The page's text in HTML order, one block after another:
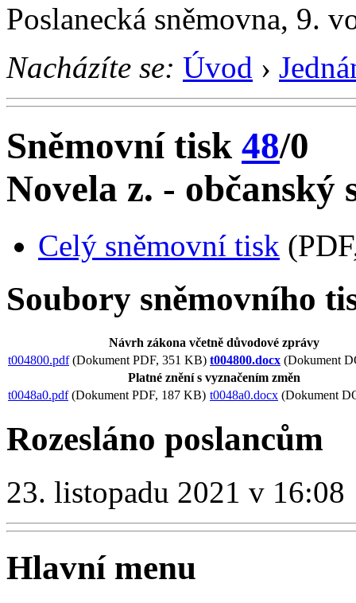
Poslanecká sněmovna, 9.
Nacházíte se: Úvod ›
Sněmovní tisk 48/0
Novela z. - občanský
Celý sněmovní tisk
Soubory sněmovního
Návrh zákona včetně důvodové zprávy
t004800.pdf(Dokument PDF, 351 KB) t004800.docx (Dokument
Platné znění s vyznačením změn
t0048a0.pdf(Dokument PDF, 187 KB) t0048a0.docx (Dokument
Rozesláno poslancům
23. listopadu 2021 v 16:08
Hlavní menu